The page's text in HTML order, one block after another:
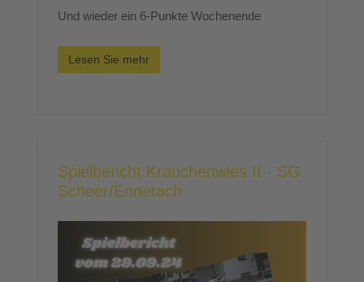
Und wieder ein 6-Punkte Wochenende
Lesen Sie mehr
Spielbericht Krauchenwies II - SG
Scheer/Ennetach